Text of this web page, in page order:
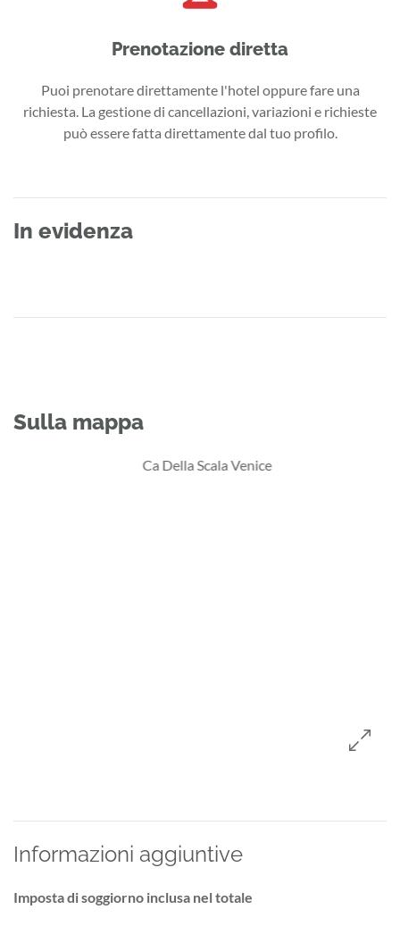
Prenotazione diretta
Puoi prenotare direttamente l'hotel oppure fare una
richiesta. La gestione di cancellazioni, variazioni e richieste
può essere fatta direttamente dal tuo profilo.
In evidenza
Sulla mappa
Informazioni aggiuntive
Imposta di soggiorno inclusa nel totale